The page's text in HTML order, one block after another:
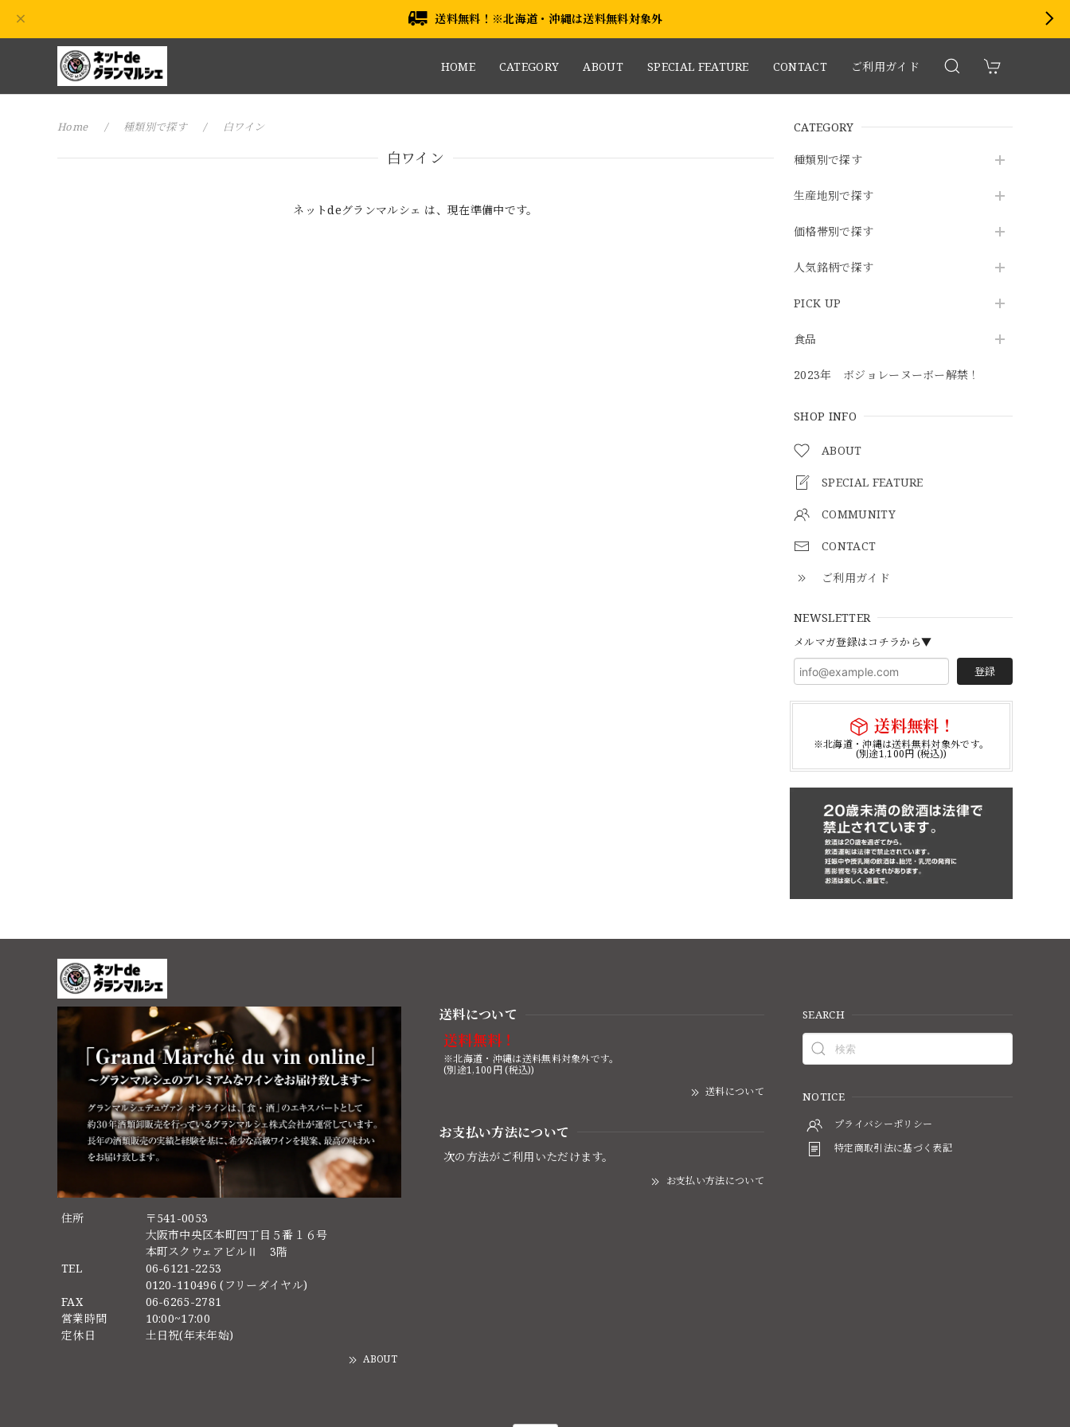
送料無料！※北海道・沖縄は送料無料対象外
HOME CATEGORY ABOUT SPECIAL FEATURE CONTACT ご利用ガイド
CATEGORY
種類別で探す
生産地別で探す
価格帯別で探す
人気銘柄で探す
PICK UP
食品
2023年 ボジョレーヌーボー解禁！
SHOP INFO
ABOUT
SPECIAL FEATURE
COMMUNITY
CONTACT
ご利用ガイド
NEWSLETTER
メルマガ登録はコチラから▼
登録
送料無料！
※北海道・沖縄は送料無料対象外です。
(別途1,100円 (税込))
Home 種類別で探す 白ワイン
白ワイン
ネットdeグランマルシェ は、現在準備中です。
住所
〒541-0053
大阪市中央区本町四丁目５番１６号
本町スクウェアビルⅡ 3階
TEL
06-6121-2253
0120-110496 (フリーダイヤル)
FAX
06-6265-2781
営業時間
10:00~17:00
定休日
土日祝(年末年始)
ABOUT
送料について
送料無料！
※北海道・沖縄は送料無料対象外です。
(別途1,100円 (税込))
送料について
お支払い方法について
次の方法がご利用いただけます。
お支払い方法について
SEARCH
NOTICE
プライバシーポリシー
特定商取引法に基づく表記